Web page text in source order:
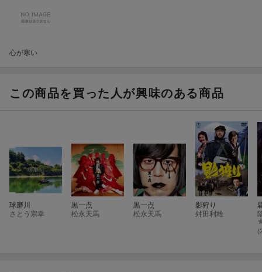
心が寒い
この商品を買った人が興味のある商品
球磨川
さとう宗幸
黒一点
松永天馬
黒一点
松永天馬
影狩り
舛田利雄